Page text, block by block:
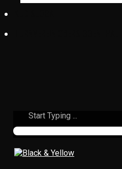
Start Typing ...